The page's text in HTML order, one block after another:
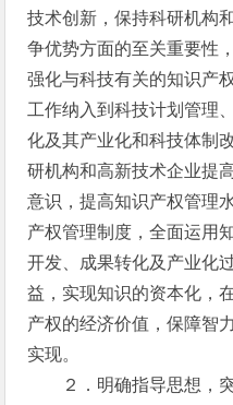
技术创新，保持科研机构
争优势方面的至关重要性
强化与科技有关的知识产
工作纳入到科技计划管理
化及其产业化和科技体制
研机构和高新技术企业提
意识，提高知识产权管理
产权管理制度，全面运用
开发、成果转化及产业化
益，实现知识的资本化，
产权的经济价值，保障智
实现。
２．明确指导思想，突